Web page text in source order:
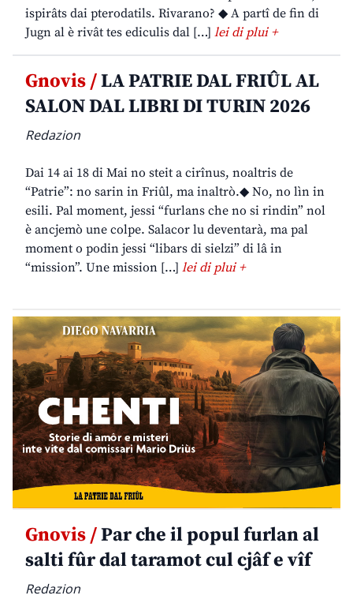
ispirâts dai pterodatils. Rivarano? ◆ A partî de fin di
Jugn al è rivât tes ediculis dal […] lei di plui +
Gnovis /LA PATRIE DAL FRIÛL AL
SALON DAL LIBRI DI TURIN 2026
Redazion
Dai 14 ai 18 di Mai no steit a cirînus, noaltris de
“Patrie”: no sarin in Friûl, ma inaltrò.◆ No, no lìn in
esili. Pal moment, jessi “furlans che no si rindin” nol
è ancjemò une colpe. Salacor lu deventarà, ma pal
moment o podin jessi “libars di sielzi” di lâ in
“mission”. Une mission […] lei di plui +
Gnovis /Par che il popul furlan al
salti fûr dal taramot cul cjâf e vîf
Redazion